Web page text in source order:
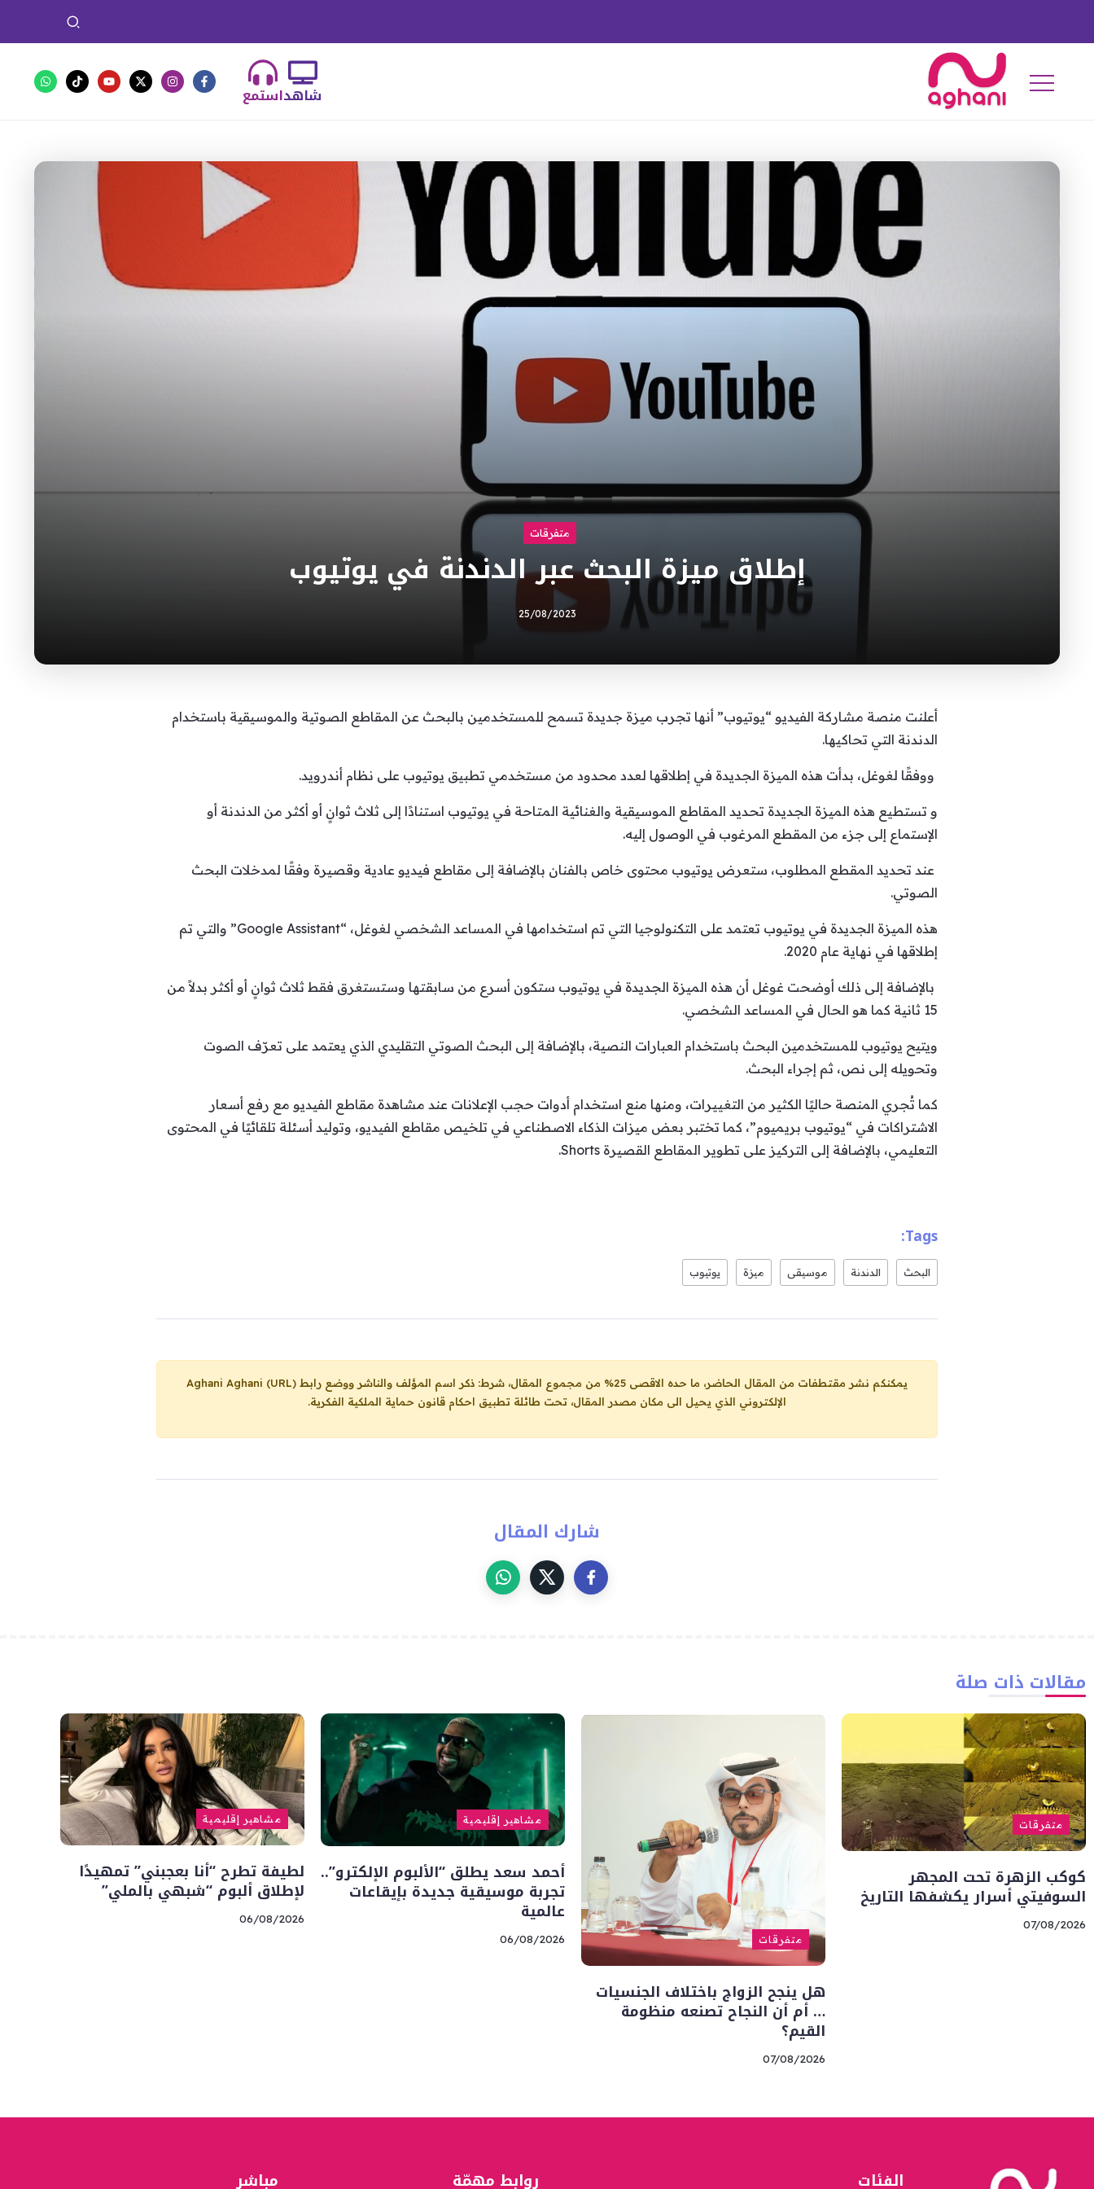
استمعشاهد
متفرقات
إطلاق ميزة البحث عبر الدندنة في يوتيوب
25/08/2023
أعلنت منصة مشاركة الفيديو “يوتيوب” أنها تجرب ميزة جديدة تسمح للمستخدمين بالبحث عن المقاطع الصوتية والموسيقية باستخدام
الدندنة التي تحاكيها.
ووفقًا لغوغل، بدأت هذه الميزة الجديدة في إطلاقها لعدد محدود من مستخدمي تطبيق يوتيوب على نظام أندرويد.
و تستطيع هذه الميزة الجديدة تحديد المقاطع الموسيقية والغنائية المتاحة في يوتيوب استنادًا إلى ثلاث ثوانٍ أو أكثر من الدندنة أو
الإستماع إلى جزء من المقطع المرغوب في الوصول إليه.
عند تحديد المقطع المطلوب، ستعرض يوتيوب محتوى خاص بالفنان بالإضافة إلى مقاطع فيديو عادية وقصيرة وفقًا لمدخلات البحث
الصوتي.
هذه الميزة الجديدة في يوتيوب تعتمد على التكنولوجيا التي تم استخدامها في المساعد الشخصي لغوغل، “Google Assistant” والتي تم
إطلاقها في نهاية عام 2020.
بالإضافة إلى ذلك أوضحت غوغل أن هذه الميزة الجديدة في يوتيوب ستكون أسرع من سابقتها وستستغرق فقط ثلاث ثوانٍ أو أكثر بدلاً من
15 ثانية كما هو الحال في المساعد الشخصي.
ويتيح يوتيوب للمستخدمين البحث باستخدام العبارات النصية، بالإضافة إلى البحث الصوتي التقليدي الذي يعتمد على تعرّف الصوت
وتحويله إلى نص، ثم إجراء البحث.
كما تُجري المنصة حاليًا الكثير من التغييرات، ومنها منع استخدام أدوات حجب الإعلانات عند مشاهدة مقاطع الفيديو مع رفع أسعار
الاشتراكات في “يوتيوب بريميوم”، كما تختبر بعض ميزات الذكاء الاصطناعي في تلخيص مقاطع الفيديو، وتوليد أسئلة تلقائيًا في المحتوى
التعليمي، بالإضافة إلى التركيز على تطوير المقاطع القصيرة Shorts.
Tags:
البحث الدندنة موسيقى ميزة يوتيوب
يمكنكم نشر مقتطفات من المقال الحاضر، ما حده الاقصى 25% من مجموع المقال، شرط: ذكر اسم المؤلف والناشر ووضع رابط
Aghani Aghani (URL)
الإلكتروني الذي يحيل الى مكان مصدر المقال، تحت طائلة تطبيق احكام قانون حماية الملكية الفكرية.
شارك المقال
مقالات ذات صلة
متفرقات
كوكب الزهرة تحت المجهر
السوفيتي أسرار يكشفها التاريخ
07/08/2026
متفرقات
هل ينجح الزواج باختلاف الجنسيات
… أم أن النجاح تصنعه منظومة
القيم؟
07/08/2026
مشاهير إقليمية
أحمد سعد يطلق “الألبوم الإلكترو”..
تجربة موسيقية جديدة بإيقاعات
عالمية
06/08/2026
مشاهير إقليمية
لطيفة تطرح “أنا بعجبني” تمهيدًا
لإطلاق ألبوم “شبهي بالملي”
06/08/2026
الفئات روابط مهمّة مباشر